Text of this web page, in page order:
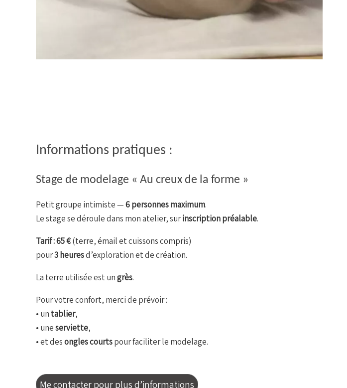
Informations pratiques :
Stage de modelage « Au creux de la forme »
Petit groupe intimiste —6 personnes maximum.
Le stage se déroule dans mon atelier, surinscription préalable.
Tarif : 65 €(terre, émail et cuissons compris)
pour3 heuresd’exploration et de création.
La terre utilisée est ungrès.
Pour votre confort, merci de prévoir :
• un tablier,
• uneserviette,
• et desongles courtspour faciliter le modelage.
Me contacter pour plus d’informations